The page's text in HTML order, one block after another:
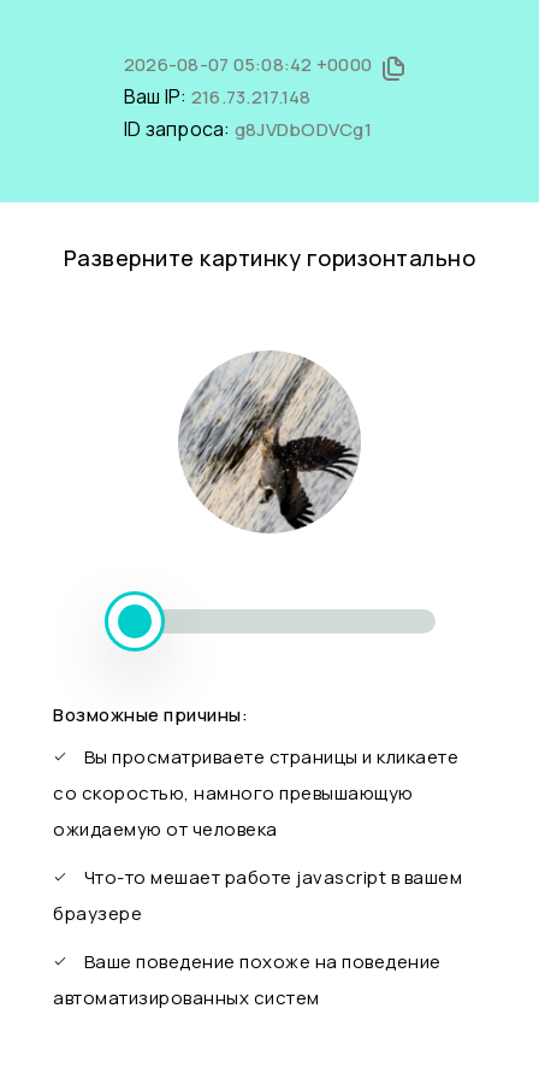
2026-08-07 05:08:42 +0000
Ваш IP: 216.73.217.148
ID запроса: g8JVDbODVCg1
Разверните картинку горизонтально
Возможные причины:
Вы просматриваете страницы и кликаете
со скоростью, намного превышающую
ожидаемую от человека
Что-то мешает работе javascript в вашем
браузере
Ваше поведение похоже на поведение
автоматизированных систем